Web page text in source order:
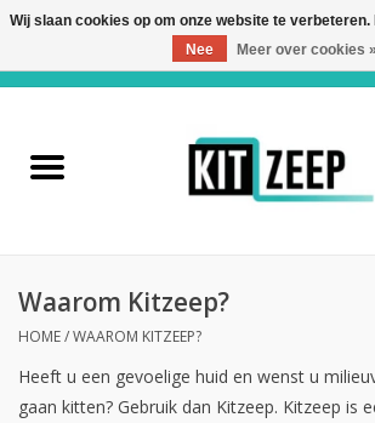
Kitzeep
Kitzeep Wet Wipes
Waarom Kitzeep?
HOME/WAAROM KITZEEP?
Heeft u een gevoelige huid en wenst u
gaan kitten? Gebruik dan Kitzeep. Kitzeep is
Wij slaan cookies op om onze website te
Nee
Meer over cookies »